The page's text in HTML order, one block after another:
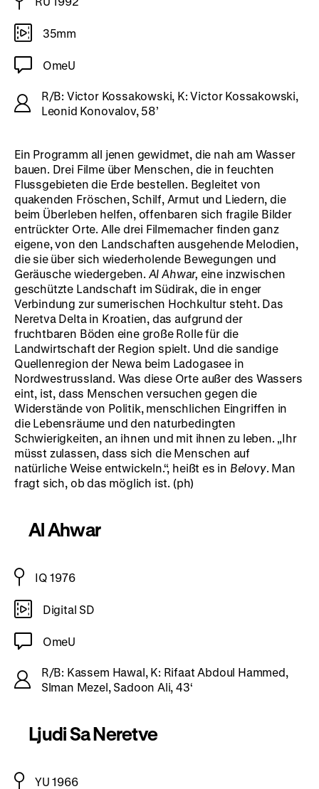
35mm
OmeU
R/B: Victor Kossakowski, K: Victor Kossakowski,
Leonid Konovalov, 58’
Ein Programm all jenen gewidmet, die nah am Wasser
bauen. Drei Filme über Menschen, die in feuchten
Flussgebieten die Erde bestellen. Begleitet von
quakenden Fröschen, Schilf, Armut und Liedern, die
beim Überleben helfen, offenbaren sich fragile Bilder
entrückter Orte. Alle drei Filmemacher finden ganz
eigene, von den Landschaften ausgehende Melodien,
die sie über sich wiederholende Bewegungen und
Geräusche wiedergeben. Al Ahwar, eine inzwischen
geschützte Landschaft im Südirak, die in enger
Verbindung zur sumerischen Hochkultur steht. Das
Neretva Delta in Kroatien, das aufgrund der
fruchtbaren Böden eine große Rolle für die
Landwirtschaft der Region spielt. Und die sandige
Quellenregion der Newa beim Ladogasee in
Nordwestrussland. Was diese Orte außer des Wassers
eint, ist, dass Menschen versuchen gegen die
Widerstände von Politik, menschlichen Eingriffen in
die Lebensräume und den naturbedingten
Schwierigkeiten, an ihnen und mit ihnen zu leben. „Ihr
müsst zulassen, dass sich die Menschen auf
natürliche Weise entwickeln.“, heißt es in Belovy. Man
fragt sich, ob das möglich ist. (ph)
Al Ahwar
IQ 1976
Digital SD
OmeU
R/B: Kassem Hawal, K: Rifaat Abdoul Hammed,
Slman Mezel, Sadoon Ali, 43‘
Ljudi Sa Neretve
YU 1966